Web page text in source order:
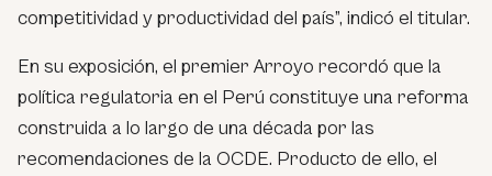
competitividad y productividad del país”, indicó el titular.
En su exposición, el premier Arroyo recordó que la
política regulatoria en el Perú constituye una reforma
construida a lo largo de una década por las
recomendaciones de la OCDE. Producto de ello, el